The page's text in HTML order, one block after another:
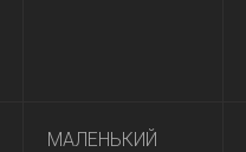
МАЛЕНЬКИЙ